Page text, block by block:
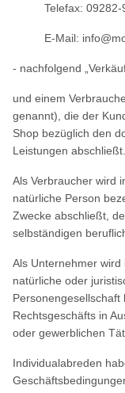
Telefax: 09282-
E-Mail:
- nachfolgend
und einem
genannt), die der
Shop bezüglich den
Leistungen abschließt.
Als Verbraucher wird
natürliche Person
Zwecke abschließt,
selbständigen
Als Unternehmer wird
natürliche oder
Personengesellschaft
Rechtsgeschäfts in
oder gewerblichen
Individualabreden